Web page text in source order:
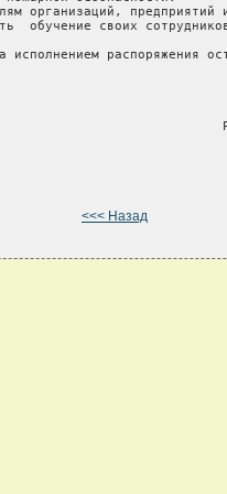
организаций, предприятий
обучение своих
исполнением распоряжения
<<< Назад